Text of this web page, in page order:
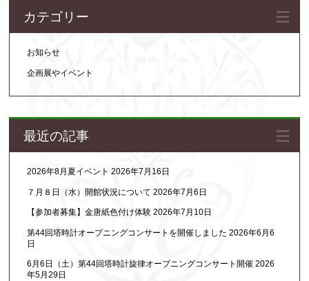
カテゴリー
お知らせ
企画展やイベント
最近の記事
2026年8月夏イベント 2026年7月16日
７月８日（水）開館状況について 2026年7月6日
【参加者募集】金唐紙色付け体験 2026年7月10日
第44回塔時計オープニングコンサートを開催しました 2026年6月6
日
6月6日（土）第44回塔時計旋律オープニングコンサート開催 2026
年5月29日